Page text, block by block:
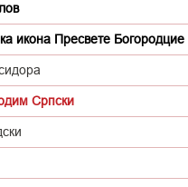
икона Пресвете Богородцие
Српски